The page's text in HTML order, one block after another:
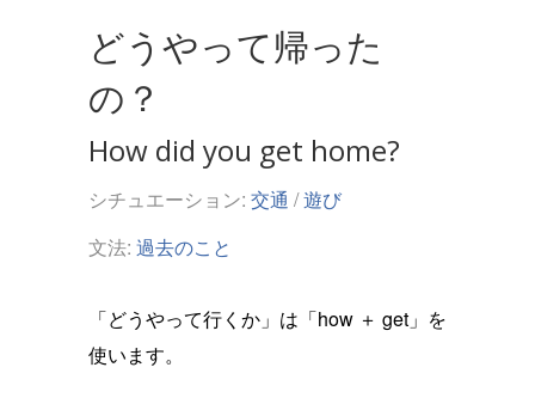
どうやって帰った
の？
How did you get home?
シチュエーション: 交通 /遊び
文法: 過去のこと
「どうやって行くか」は「how ＋ get」を
使います。